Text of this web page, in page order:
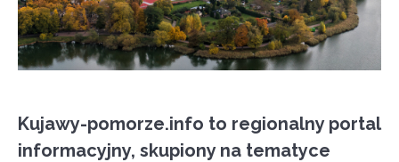
Kujawy-pomorze.info to regionalny portal
informacyjny, skupiony na tematyce